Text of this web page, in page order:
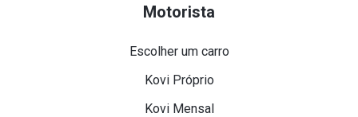
Motorista
Escolher um carro
Kovi Próprio
Kovi Mensal